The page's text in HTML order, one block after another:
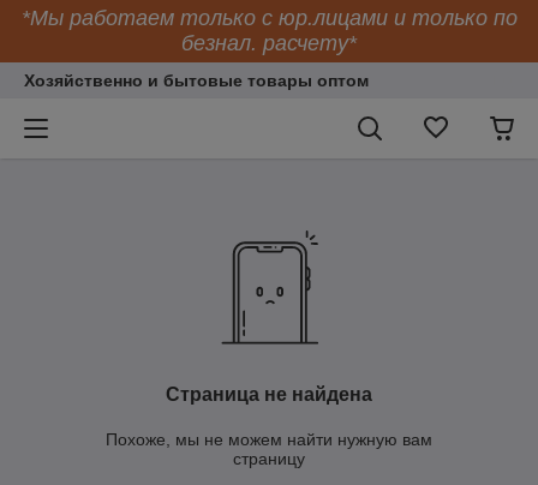
*Мы работаем только с юр.лицами и только по
безнал. расчету*
Хозяйственно и бытовые товары оптом
Страница не найдена
Похоже, мы не можем найти нужную вам
страницу